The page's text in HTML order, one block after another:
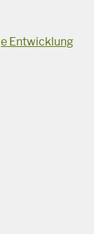
Entwicklung